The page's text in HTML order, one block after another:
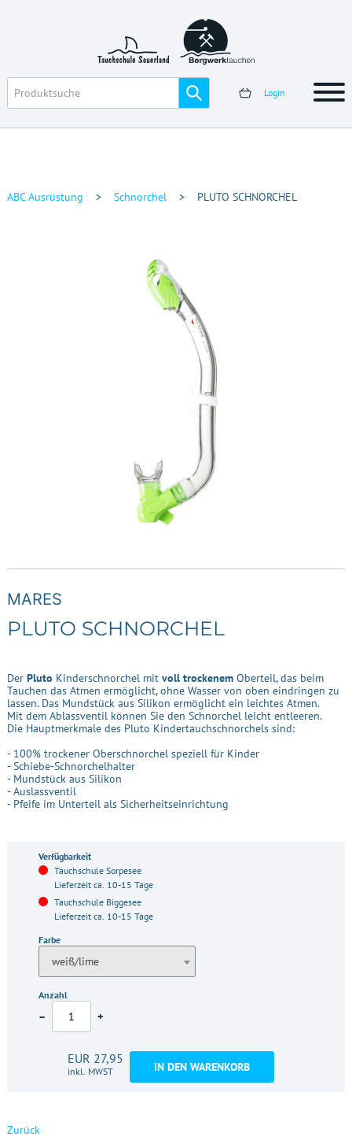
Login
ABC Ausrüstung > Schnorchel > PLUTO SCHNORCHEL
MARES
PLUTO SCHNORCHEL
Der Pluto Kinderschnorchel mit voll trockenem Oberteil, das beim
Tauchen das Atmen ermöglicht, ohne Wasser von oben eindringen zu
lassen. Das Mundstück aus Silikon ermöglicht ein leichtes Atmen.
Mit dem Ablassventil können Sie den Schnorchel leicht entleeren.
Die Hauptmerkmale des Pluto Kindertauchschnorchels sind:
- 100% trockener Oberschnorchel speziell für Kinder
- Schiebe-Schnorchelhalter
- Mundstück aus Silikon
- Auslassventil
- Pfeife im Unterteil als Sicherheitseinrichtung
Verfügbarkeit
Tauchschule Sorpesee
Lieferzeit ca. 10-15 Tage
Tauchschule Biggesee
Lieferzeit ca. 10-15 Tage
Farbe
weiß/lime
Anzahl
– +
EUR 27,95
inkl. MWST IN DEN WARENKORB
Zurück